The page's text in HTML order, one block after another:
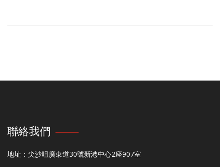
聯絡我們
地址：尖沙咀廣東道30號新港中心2座907室